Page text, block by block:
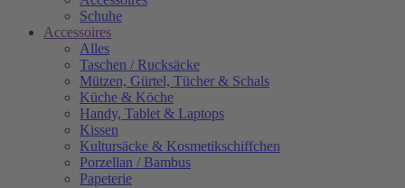
Schuhe
Accessoires
Alles
Taschen / Rucksäcke
Mützen, Gürtel, Tücher & Schals
Küche & Köche
Handy, Tablet & Laptops
Kissen
Kultursäcke & Kosmetikschiffchen
Porzellan / Bambus
Papeterie